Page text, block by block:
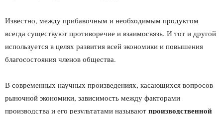
Известно, между прибавочным и необходимым продуктом
всегда существуют противоречие и взаимосвязь. И тот и другой
используется в целях развития всей экономики и повышения
благосостояния членов общества.
В современных научных произведениях, касающихся вопросов
рыночной экономики, зависимость между факторами
производства и его результатами называют производственной